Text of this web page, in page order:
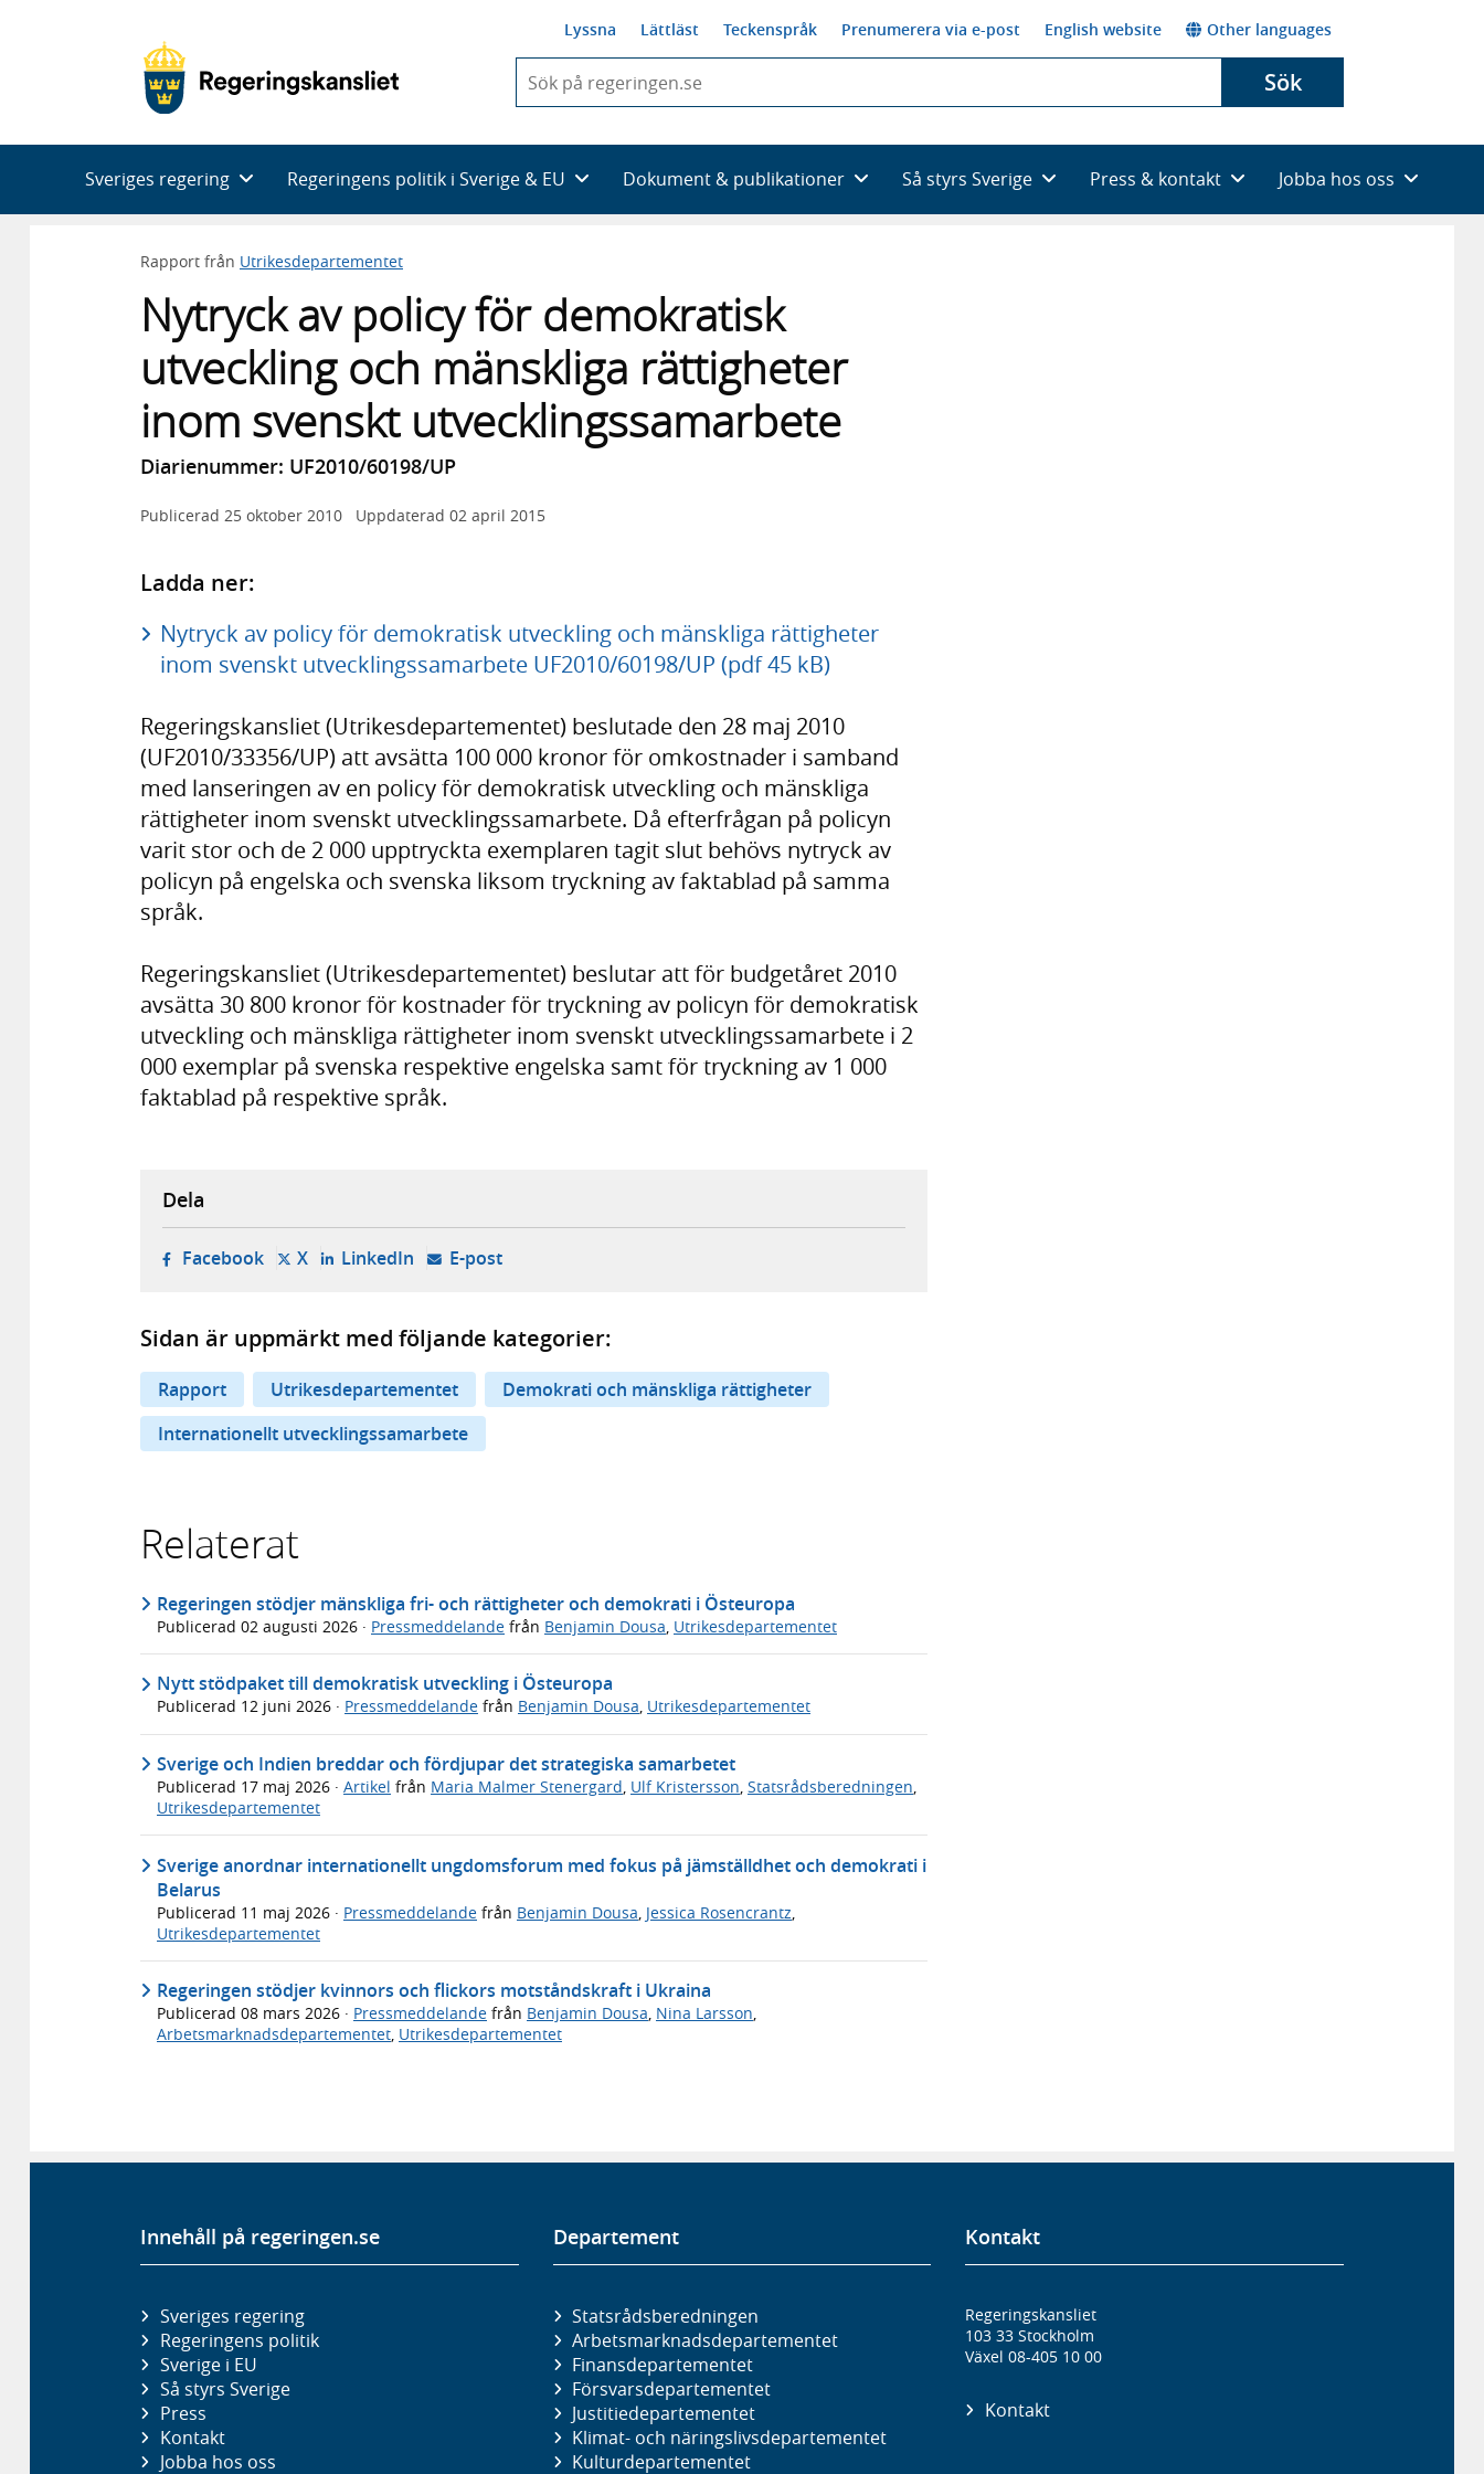
Lyssna Lättläst Teckenspråk Prenumerera via e-post English website Other languages
du
skriva
framträder
en
Sök
Sveriges regering Regeringens politik i Sverige & EU Dokument & publikationer Så styrs Sverige Press & kontakt Jobba hos oss
Rapport från Utrikesdepartementet
Nytryck av policy för demokratisk
utveckling och mänskliga rättigheter
inom svenskt utvecklingssamarbete
Diarienummer: UF2010/60198/UP
Publicerad 25 oktober 2010 Uppdaterad 02 april 2015
Ladda ner:
Nytryck av policy för demokratisk utveckling och mänskliga rättigheter
inom svenskt utvecklingssamarbete UF2010/60198/UP (pdf 45 kB)
Regeringskansliet (Utrikesdepartementet) beslutade den 28 maj 2010
(UF2010/33356/UP) att avsätta 100 000 kronor för omkostnader i samband
med lanseringen av en policy för demokratisk utveckling och mänskliga
rättigheter inom svenskt utvecklingssamarbete. Då efterfrågan på policyn
varit stor och de 2 000 upptryckta exemplaren tagit slut behövs nytryck av
policyn på engelska och svenska liksom tryckning av faktablad på samma
språk.
Regeringskansliet (Utrikesdepartementet) beslutar att för budgetåret 2010
avsätta 30 800 kronor för kostnader för tryckning av policyn för demokratisk
utveckling och mänskliga rättigheter inom svenskt utvecklingssamarbete i 2
000 exemplar på svenska respektive engelska samt för tryckning av 1 000
faktablad på respektive språk.
Dela
Facebook- öppnas i ny flik, extern webbplats,
X- öppnas i ny flik, extern webbplats,
LinkedIn- öppnas i ny flik, extern webbplats,
E-post- öppnar din e-postklient,
Sidan är uppmärkt med följande kategorier:
Rapport Utrikesdepartementet
Demokrati och mänskliga rättigheter
Internationellt utvecklingssamarbete
Relaterat
Regeringen stödjer mänskliga fri- och rättigheter och demokrati i Östeuropa
Publicerad 02 augusti 2026 · Pressmeddelande från Benjamin Dousa Utrikesdepartementet
Nytt stödpaket till demokratisk utveckling i Östeuropa
Publicerad 12 juni 2026 · Pressmeddelande från Benjamin Dousa, Utrikesdepartementet
Sverige och Indien breddar och fördjupar det strategiska samarbetet
Publicerad 17 maj 2026 · Artikel från Maria Malmer Stenergard, Ulf Kristersson, Statsrådsberedningen,
Utrikesdepartementet
Sverige anordnar internationellt ungdomsforum med fokus på jämställdhet och demokrati i
Belarus
Publicerad 11 maj 2026 · Pressmeddelande från Benjamin Dousa Jessica Rosencrantz
Utrikesdepartementet
Regeringen stödjer kvinnors och flickors motståndskraft i Ukraina
Publicerad 08 mars 2026 · Pressmeddelande från Benjamin Dousa, Nina Larsson,
Arbetsmarknadsdepartementet, Utrikesdepartementet
Innehåll på regeringen.se
Sveriges regering
Regeringens politik
Sverige i EU
Så styrs Sverige
Press
Kontakt
Jobba hos oss
Departement
Statsrådsberedningen
Arbetsmarknads­departementet
Finans­departementet
Försvars­departementet
Justitie­departementet
Klimat- och näringslivs­departementet
Kultur­departementet
Kontakt
Regeringskansliet
103 33 Stockholm
Växel 08-405 10 00
Kontakt